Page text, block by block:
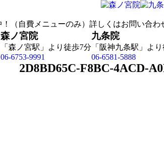
森ノ宮院
「森ノ宮駅」より徒歩7分
06-6753-9991
九条院
「阪神九条駅」よ
06-6581-5888
2D8BD65C-F8BC-4ACD-